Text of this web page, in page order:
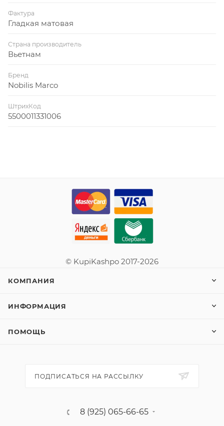
Фактура
Гладкая матовая
Страна производитель
Вьетнам
Бренд
Nobilis Marco
ШтрихКод
5500011331006
© KupiKashpo 2017-2026
КОМПАНИЯ
ИНФОРМАЦИЯ
ПОМОЩЬ
ПОДПИСАТЬСЯ НА РАССЫЛКУ
8 (925) 065-66-65